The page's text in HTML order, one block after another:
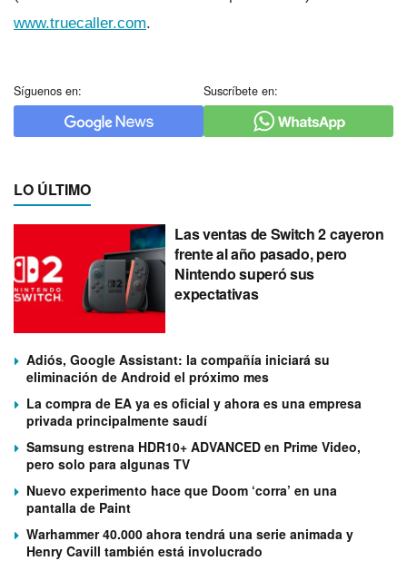
www.truecaller.com.
Síguenos en: Suscríbete en:
LO ÚLTIMO
Las ventas de Switch 2 cayeron
frente al año pasado, pero
Nintendo superó sus
expectativas
Adiós, Google Assistant: la compañía iniciará su
eliminación de Android el próximo mes
La compra de EA ya es oficial y ahora es una empresa
privada principalmente saudí
Samsung estrena HDR10+ ADVANCED en Prime Video,
pero solo para algunas TV
Nuevo experimento hace que Doom ‘corra’ en una
pantalla de Paint
Warhammer 40.000 ahora tendrá una serie animada y
Henry Cavill también está involucrado